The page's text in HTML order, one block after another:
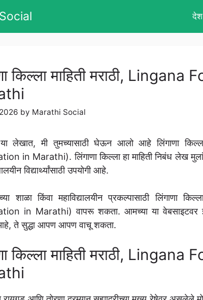
देश
किल्ला माहिती मराठी,
by Marathi Social
लेखात, मी तुमच्यासाठी घेऊन आलो आहे लिंगाणा
in Marathi). लिंगाणा किल्ला हा माहिती निबंध लेख
विद्यार्थ्यांसाठी उपयोगी आहे.
शाळा किंवा महाविद्यालयीन प्रकल्पासाठी लिंगाणा
in Marathi) वापरू शकता. आमच्या या वेबसाइटवर
ते सुद्धा आपण आपण वाचू शकता.
किल्ला माहिती मराठी,